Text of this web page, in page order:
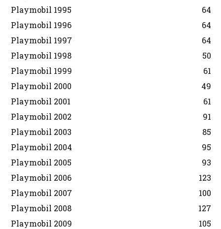
Playmobil 1995
64
Playmobil 1996
64
Playmobil 1997
64
Playmobil 1998
50
Playmobil 1999
61
Playmobil 2000
49
Playmobil 2001
61
Playmobil 2002
91
Playmobil 2003
85
Playmobil 2004
95
Playmobil 2005
93
Playmobil 2006
123
Playmobil 2007
100
Playmobil 2008
127
Playmobil 2009
105